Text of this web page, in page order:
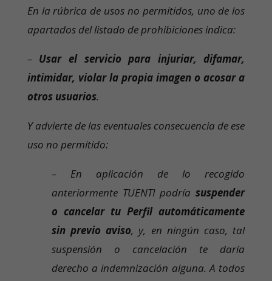
En la rúbrica de usos no permitidos, uno de los
apartados del listado de prohibiciones indica:
– Usar el servicio para injuriar, difamar,
intimidar, violar la propia imagen o acosar a
otros usuarios.
Y advierte de las eventuales consecuencia de ese
uso no permitido:
– En aplicación de lo recogido
anteriormente TUENTI podríasuspender
o cancelar tu Perfil automáticamente
sin previo aviso, y, en ningún caso, tal
suspensión o cancelación te daría
derecho a indemnización alguna. A todos